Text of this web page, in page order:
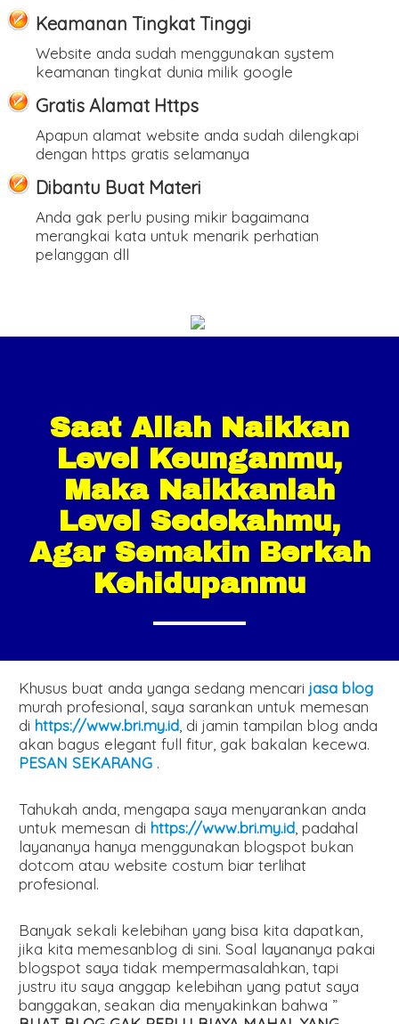
Keamanan Tingkat Tinggi
Website anda sudah menggunakan system
keamanan tingkat dunia milik google
Gratis Alamat Https
Apapun alamat website anda sudah dilengkapi
dengan https gratis selamanya
Dibantu Buat Materi
Anda gak perlu pusing mikir bagaimana
merangkai kata untuk menarik perhatian
pelanggan dll
Saat Allah Naikkan
Level Keunganmu,
Maka Naikkanlah
Level Sedekahmu,
Agar Semakin Berkah
Kehidupanmu
Khusus buat anda yanga sedang mencarijasa blog
murah profesional, saya sarankan untuk memesan
dihttps://www.bri.my.id , di jamin tampilan blog anda
akan bagus elegant full fitur, gak bakalan kecewa.
PESAN SEKARANG .
Tahukah anda, mengapa saya menyarankan anda
untuk memesan dihttps://www.bri.my.id , padahal
layananya hanya menggunakan blogspot bukan
dotcom atau website costum biar terlihat
profesional.
Banyak sekali kelebihan yang bisa kita dapatkan,
jika kita memesanblog di sini. Soal layananya pakai
blogspot saya tidak mempermasalahkan, tapi
justru itu saya anggap kelebihan yang patut saya
banggakan, seakan dia menyakinkan bahwa ”